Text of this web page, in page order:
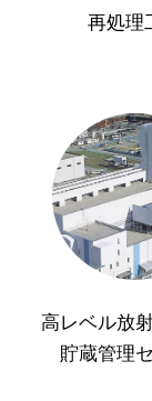
再処理
高レベル放
貯蔵管理